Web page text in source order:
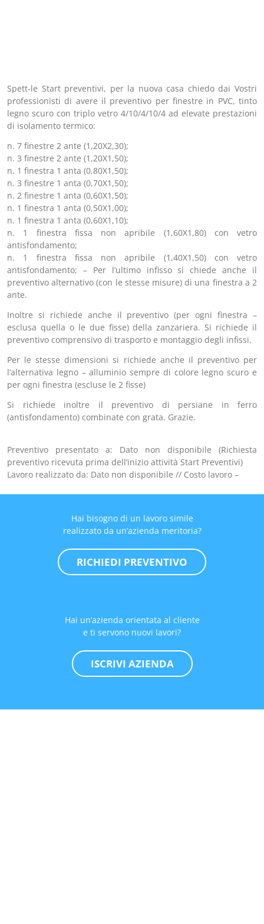
Spett-le Start preventivi, per la nuova casa chiedo dai Vostri
professionisti di avere il preventivo per finestre in PVC, tinto
legno scuro con triplo vetro 4/10/4/10/4 ad elevate prestazioni
di isolamento termico:
n. 7 finestre 2 ante (1,20X2,30);
n. 3 finestre 2 ante (1,20X1,50);
n. 1 finestra 1 anta (0,80X1,50);
n. 3 finestre 1 anta (0,70X1,50);
n. 2 finestre 1 anta (0,60X1,50);
n. 1 finestra 1 anta (0,50X1,00);
n. 1 finestra 1 anta (0,60X1,10);
n. 1 finestra fissa non apribile (1,60X1,80) con vetro
antisfondamento;
n. 1 finestra fissa non apribile (1,40X1,50) con vetro
antisfondamento; – Per l’ultimo infisso si chiede anche il
preventivo alternativo (con le stesse misure) di una finestra a 2
ante.
Inoltre si richiede anche il preventivo (per ogni finestra –
esclusa quella o le due fisse) della zanzariera. Si richiede il
preventivo comprensivo di trasporto e montaggio degli infissi.
Per le stesse dimensioni si richiede anche il preventivo per
l’alternativa legno – alluminio sempre di colore legno scuro e
per ogni finestra (escluse le 2 fisse)
Si richiede inoltre il preventivo di persiane in ferro
(antisfondamento) combinate con grata. Grazie.
Preventivo presentato a: Dato non disponibile (Richiesta
preventivo ricevuta prima dell’inizio attività Start Preventivi)
Lavoro realizzato da: Dato non disponibile // Costo lavoro –
Hai bisogno di un lavoro simile
realizzato da un’azienda meritoria?
RICHIEDI PREVENTIVO
Hai un’azienda orientata al cliente
e ti servono nuovi lavori?
ISCRIVI AZIENDA